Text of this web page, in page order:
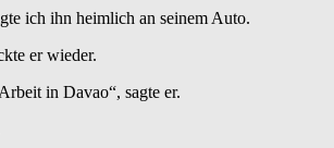
ich ihn heimlich an seinem Auto.
er wieder.
in Davao“, sagte er.